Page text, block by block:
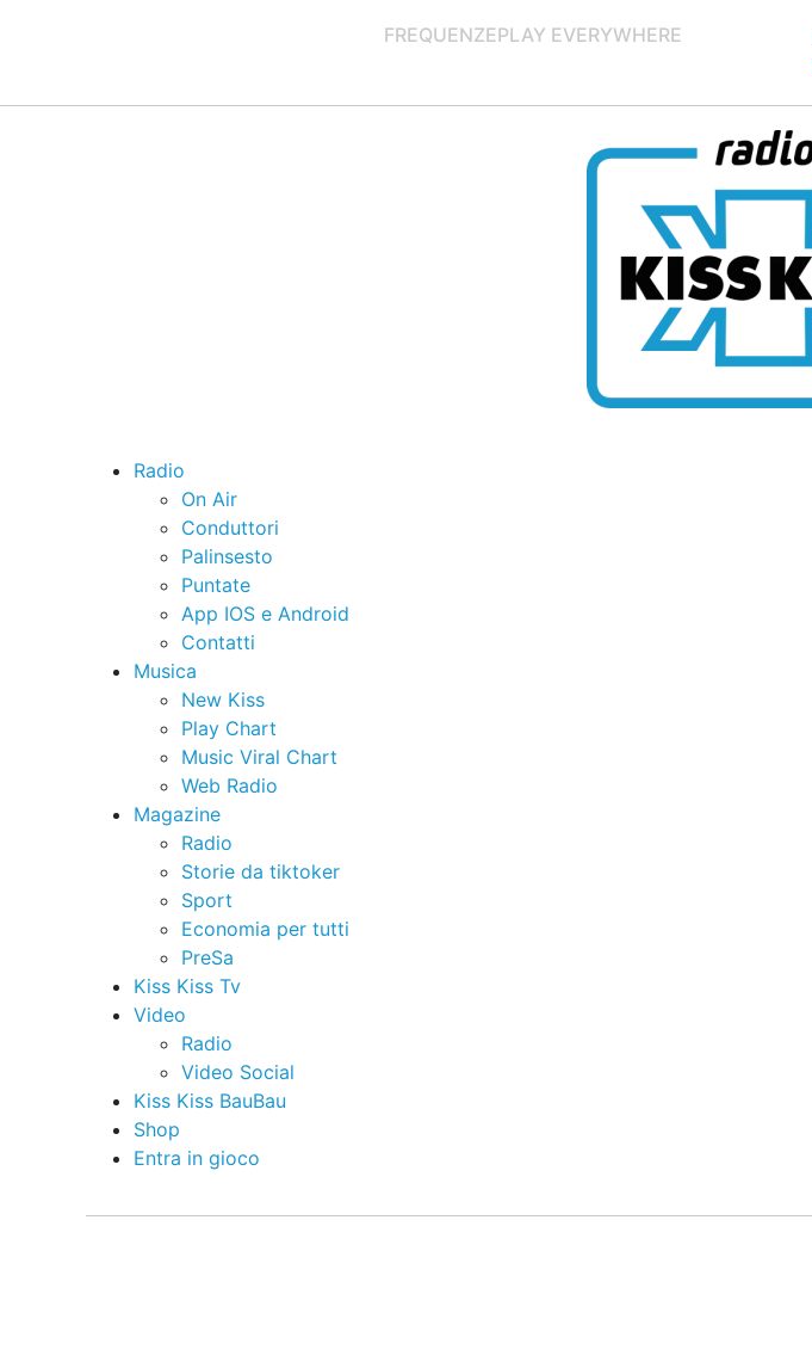
FREQUENZEPLAY EVERYWHERE
Radio
On Air
Conduttori
Palinsesto
Puntate
App IOS e Android
Contatti
Musica
New Kiss
Play Chart
Music Viral Chart
Web Radio
Magazine
Radio
Storie da tiktoker
Sport
Economia per tutti
PreSa
Kiss Kiss Tv
Video
Radio
Video Social
Kiss Kiss BauBau
Shop
Entra in gioco